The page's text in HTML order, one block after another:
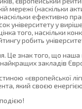
мережі (наскільки
(наскільки ефективно
університету у
того, наскільки
робить
Це знак того, що наша
закладів
«європейської
який своєю